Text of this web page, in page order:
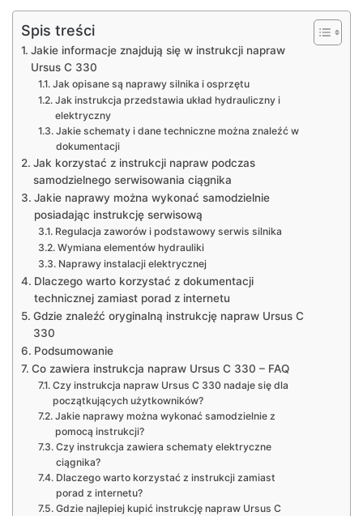
Spis treści
Jakie informacje znajdują się w instrukcji napraw
Ursus C 330
Jak opisane są naprawy silnika i osprzętu
Jak instrukcja przedstawia układ hydrauliczny i
elektryczny
Jakie schematy i dane techniczne można znaleźć w
dokumentacji
Jak korzystać z instrukcji napraw podczas
samodzielnego serwisowania ciągnika
Jakie naprawy można wykonać samodzielnie
posiadając instrukcję serwisową
Regulacja zaworów i podstawowy serwis silnika
Wymiana elementów hydrauliki
Naprawy instalacji elektrycznej
Dlaczego warto korzystać z dokumentacji
technicznej zamiast porad z internetu
Gdzie znaleźć oryginalną instrukcję napraw Ursus C
330
Podsumowanie
Co zawiera instrukcja napraw Ursus C 330 – FAQ
Czy instrukcja napraw Ursus C 330 nadaje się dla
początkujących użytkowników?
Jakie naprawy można wykonać samodzielnie z
pomocą instrukcji?
Czy instrukcja zawiera schematy elektryczne
ciągnika?
Dlaczego warto korzystać z instrukcji zamiast
porad z internetu?
Gdzie najlepiej kupić instrukcję napraw Ursus C